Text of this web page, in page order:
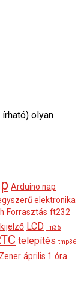
olyan
Arduino nap
elektronika
Forrasztás ft232
kijelző LCD lm35
telepítés tmp36
Zener április 1 óra